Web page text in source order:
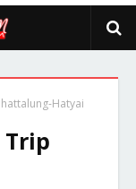
Hatyai
Trip